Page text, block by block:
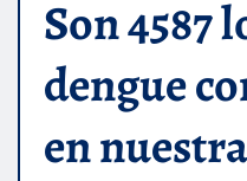
Son 4587
dengue
en